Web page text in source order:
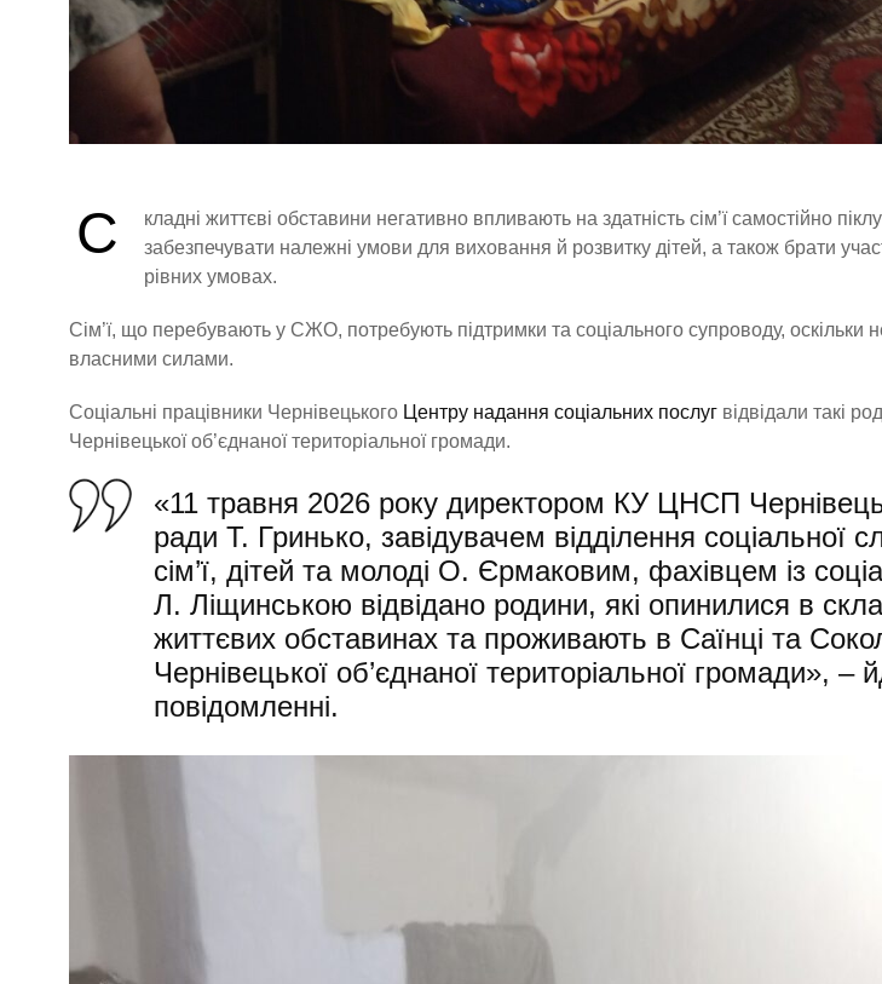
С
кладні життєві обставини негативно впливають на здатність сім’ї самостійно
забезпечувати належні умови для виховання й розвитку дітей, а також брати
рівних умовах.
Сім’ї, що перебувають у СЖО, потребують підтримки та соціального супроводу, оскільки
власними силами.
Соціальні працівники Чернівецького Центру надання соціальних послуг відвідали такі
Чернівецької об’єднаної територіальної громади.
«11 травня 2026 року директором КУ ЦНСП
ради Т. Гринько, завідувачем відділення соціальної
сім’ї, дітей та молоді О. Єрмаковим, фахівцем із
Л. Ліщинською відвідано родини, які опинилися в
життєвих обставинах та проживають в Саїнці та
Чернівецької об’єднаної територіальної громади», –
повідомленні.